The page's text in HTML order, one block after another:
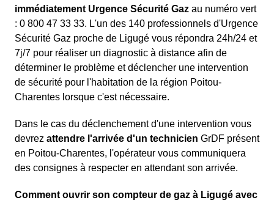
immédiatement Urgence Sécurité Gaz au numéro vert
: 0 800 47 33 33. L'un des 140 professionnels d'Urgence
Sécurité Gaz proche de Ligugé vous répondra 24h/24 et
7j/7 pour réaliser un diagnostic à distance afin de
déterminer le problème et déclencher une intervention
de sécurité pour l'habitation de la région Poitou-
Charentes lorsque c'est nécessaire.
Dans le cas du déclenchement d'une intervention vous
devrez attendre l'arrivée d'un technicien GrDF présent
en Poitou-Charentes, l'opérateur vous communiquera
des consignes à respecter en attendant son arrivée.
Comment ouvrir son compteur de gaz à Ligugé avec